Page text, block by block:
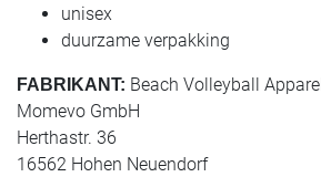
unisex
duurzame verpakking
FABRIKANT: Beach Volleyball Apparel
Momevo GmbH
Herthastr. 36
16562 Hohen Neuendorf